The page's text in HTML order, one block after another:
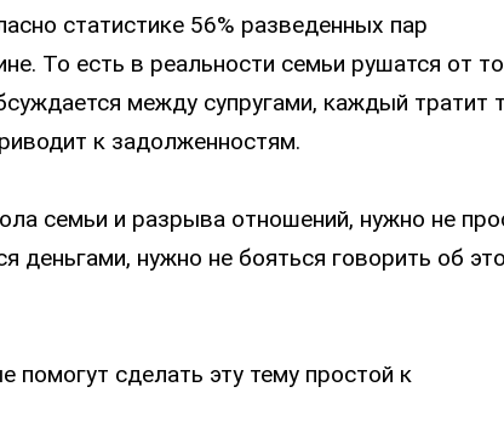
статистике 56% разведенных пар
То есть в реальности семьи рушатся от
между супругами, каждый тратит
к задолженностям.
семьи и разрыва отношений, нужно не
деньгами, нужно не бояться говорить об
помогут сделать эту тему простой к